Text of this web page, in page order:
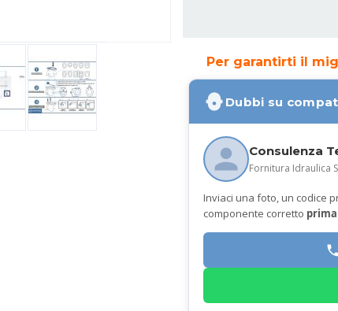
Per garantirti il
Dubbi su
Consulenza
Fornitura Idraulica
Inviaci una foto, un codice
componente corretto